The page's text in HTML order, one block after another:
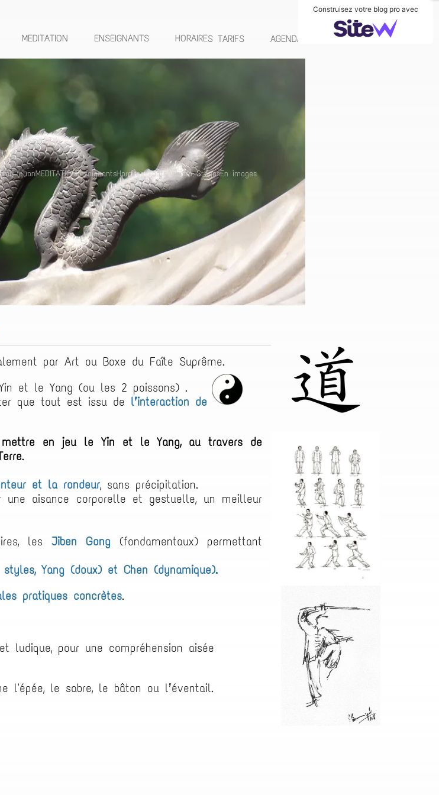
Construisez votre blog pro avec
MEDITATION ENSEIGNANTS HORAIRES TARIFS AGENDA STAGES EN IMAGES
quanMEDITATIONEnseignantsHoraires TarifsAgenda StagesEn images
par Art ou Boxe du Faîte Suprême.
et le Yang (ou les 2 poissons) .
que tout est issu de l’interaction de
en jeu le Yin et le Yang, au travers de
.
et la rondeur, sans précipitation.
aisance corporelle et gestuelle, un meilleur
les Jiben Gong (fondamentaux) permettant
styles, Yang (doux) et Chen (dynamique).
pratiques concrètes.
ludique, pour une compréhension aisée
l'épée, le sabre, le bâton ou l’éventail.